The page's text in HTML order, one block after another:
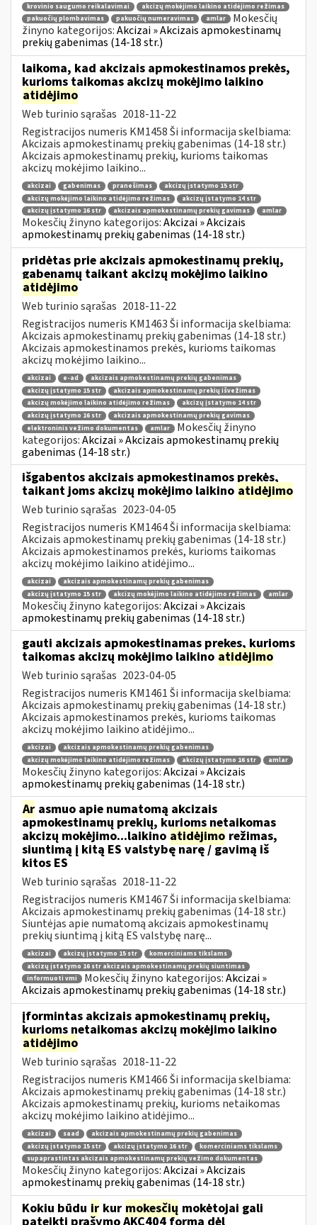
krovinio saugumo reikalavimai
akcizų mokėjimo laikino atidėjimo režimas
pakuočių plombavimas
pakuočių numeravimas amlar
Mokesčių
žinyno kategorijos:Akcizai » Akcizais apmokestinamų
prekių gabenimas (14-18 str.)
laikoma, kad akcizais apmokestinamos prekės,
kurioms taikomas akcizų mokėjimo laikino
atidėjimo
Web turinio sąrašas 2018-11-22
Registracijos numeris KM1458 Ši informacija skelbiama:
Akcizais apmokestinamų prekių gabenimas (14-18 str.)
Akcizais apmokestinamų prekių, kurioms taikomas
akcizų mokėjimo laikino...
akcizai gabenimas pranešimas
akcizų įstatymo 15 str
akcizų mokėjimo laikino atidėjimo režimas
akcizų įstatymo 14 str
akcizų įstatymo 16 str
akcizais apmokestinamų prekių gavimas amlar
Mokesčių žinyno kategorijos:Akcizai » Akcizais
apmokestinamų prekių gabenimas (14-18 str.)
pridėtas prie akcizais apmokestinamų prekių,
gabenamų taikant akcizų mokėjimo laikino
atidėjimo
Web turinio sąrašas 2018-11-22
Registracijos numeris KM1463 Ši informacija skelbiama:
Akcizais apmokestinamų prekių gabenimas (14-18 str.)
Akcizais apmokestinamos prekės, kurioms taikomas
akcizų mokėjimo laikino...
akcizai e-ad
akcizais apmokestinamų prekių gabenimas
akcizų įstatymo 15 str
akcizais apmokestinamų prekių išvežimas
akcizų mokėjimo laikino atidėjimo režimas
akcizų įstatymo 14 str
akcizų įstatymo 16 str
akcizais apmokestinamų prekių gavimas
elektroninis vežimo dokumentas
amlar
Mokesčių žinyno
kategorijos:Akcizai » Akcizais apmokestinamų prekių
gabenimas (14-18 str.)
išgabentos akcizais apmokestinamos prekės,
taikant joms akcizų mokėjimo laikino atidėjimo
Web turinio sąrašas 2023-04-05
Registracijos numeris KM1464 Ši informacija skelbiama:
Akcizais apmokestinamų prekių gabenimas (14-18 str.)
Akcizais apmokestinamos prekės, kurioms taikomas
akcizų mokėjimo laikino atidėjimo...
akcizai
akcizais apmokestinamų prekių gabenimas
akcizų įstatymo 15 str
akcizų mokėjimo laikino atidėjimo režimas amlar
Mokesčių žinyno kategorijos:Akcizai » Akcizais
apmokestinamų prekių gabenimas (14-18 str.)
gauti akcizais apmokestinamas prekes, kurioms
taikomas akcizų mokėjimo laikino atidėjimo
Web turinio sąrašas 2023-04-05
Registracijos numeris KM1461 Ši informacija skelbiama:
Akcizais apmokestinamų prekių gabenimas (14-18 str.)
Akcizais apmokestinamos prekės, kurioms taikomas
akcizų mokėjimo laikino atidėjimo...
akcizai
akcizais apmokestinamų prekių gabenimas
akcizų mokėjimo laikino atidėjimo režimas
akcizų įstatymo 16 str amlar
Mokesčių žinyno kategorijos:Akcizai » Akcizais
apmokestinamų prekių gabenimas (14-18 str.)
Ar asmuo apie numatomą akcizais
apmokestinamų prekių, kurioms netaikomas
akcizų mokėjimo...laikino atidėjimo režimas,
siuntimą į kitą ES valstybę narę / gavimą iš
kitos ES
Web turinio sąrašas 2018-11-22
Registracijos numeris KM1467 Ši informacija skelbiama:
Akcizais apmokestinamų prekių gabenimas (14-18 str.)
Siuntėjas apie numatomą akcizais apmokestinamų
prekių siuntimą į kitą ES valstybę narę...
akcizai akcizų įstatymo 15 str
komerciniams tikslams
akcizų įstatymo 16 str akcizais apmokestinamų prekių siuntimas
informuoti vmi
Mokesčių žinyno kategorijos:Akcizai »
Akcizais apmokestinamų prekių gabenimas (14-18 str.)
įformintas akcizais apmokestinamų prekių,
kurioms netaikomas akcizų mokėjimo laikino
atidėjimo
Web turinio sąrašas 2018-11-22
Registracijos numeris KM1466 Ši informacija skelbiama:
Akcizais apmokestinamų prekių gabenimas (14-18 str.)
Akcizais apmokestinamų prekių, kurioms netaikomas
akcizų mokėjimo laikino atidėjimo...
akcizai saad
akcizais apmokestinamų prekių gabenimas
akcizų įstatymo 15 str
akcizų įstatymo 16 str
komerciniams tikslams
supaprastintas akcizais apmokestinamų prekių vežimo dokumentas
Mokesčių žinyno kategorijos:Akcizai » Akcizais
apmokestinamų prekių gabenimas (14-18 str.)
Kokiu būdu ir kur mokesčių mokėtojai gali
pateikti prašymo AKC404 formą dėl